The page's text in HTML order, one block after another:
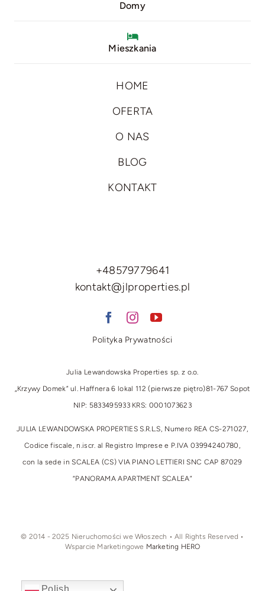
Domy
Mieszkania
HOME
OFERTA
O NAS
BLOG
KONTAKT
+48579779641
kontakt@jlproperties.pl
Polityka Prywatności
Julia Lewandowska Properties sp. z o.o.
„Krzywy Domek” ul. Haffnera 6 lokal 112 (pierwsze piętro)81-767 Sopot
NIP: 5833495933 KRS: 0001073623
JULIA LEWANDOWSKA PROPERTIES S.R.L.S, Numero REA CS-271027,
Codice fiscale, n.iscr. al Registro Imprese e P.IVA 03994240780,
con la sede in SCALEA (CS) VIA PIANO LETTIERI SNC CAP 87029
“PANORAMA APARTMENT SCALEA”
© 2014 - 2025 Nieruchomości we Włoszech • All Rights Reserved •
Wsparcie Marketingowe Marketing HERO